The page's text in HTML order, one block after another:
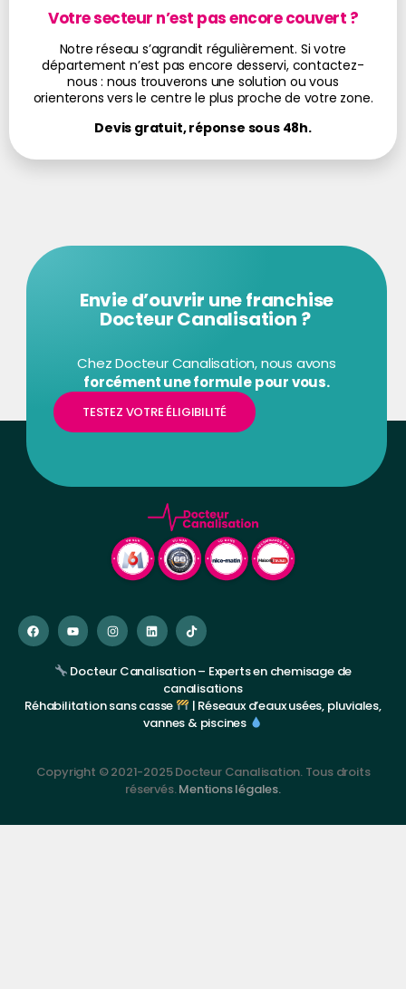
Votre secteur n’est pas encore couvert ?
Notre réseau s’agrandit régulièrement. Si votre
département n’est pas encore desservi, contactez-
nous : nous trouverons une solution ou vous
orienterons vers le centre le plus proche de votre zone.
Devis gratuit, réponse sous 48h.
Envie d’ouvrir une franchise
Docteur Canalisation ?
Chez Docteur Canalisation, nous avons
forcément une formule pour vous.
TESTEZ VOTRE ÉLIGIBILITÉ
Docteur Canalisation – Experts en chemisage de
canalisations
Réhabilitation sans casse
| Réseaux d’eaux usées, pluviales,
vannes & piscines
Copyright © 2021-2025 Docteur Canalisation. Tous droits
réservés.Mentions légales.